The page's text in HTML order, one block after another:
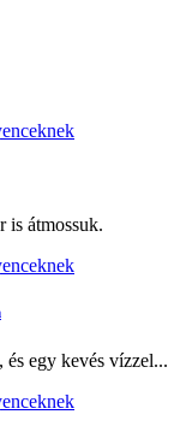
is átmossuk.
egy kevés vízzel...